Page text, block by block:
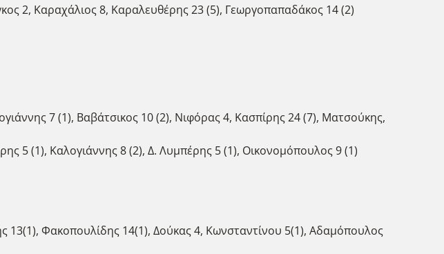
2, Καραχάλιος 8, Καραλευθέρης 23 (5), Γεωργοπαπαδάκος 14 (2)
7 (1), Βαβάτσικος 10 (2), Νιφόρας 4, Κασπίρης 24 (7), Ματσούκης,
5 (1), Καλογιάννης 8 (2), Δ. Λυμπέρης 5 (1), Οικονομόπουλος 9 (1)
Φακοπουλίδης 14(1), Δούκας 4, Κωνσταντίνου 5(1), Αδαμόπουλος